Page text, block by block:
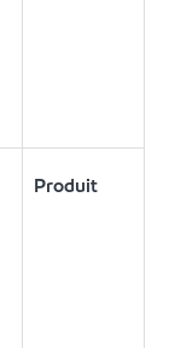
Produit